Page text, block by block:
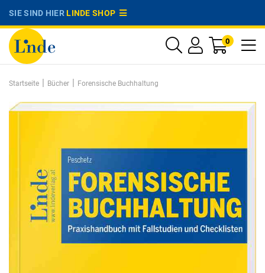
SIE SIND HIERLINDE SHOP
0
Startseite | Bücher | Forensische Buchhaltung